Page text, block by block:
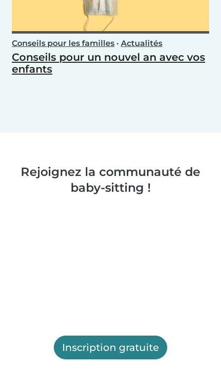
Conseils pour les familles • Actualités
Conseils pour un nouvel an avec vos
enfants
Rejoignez la communauté de
baby-sitting !
Inscription gratuite